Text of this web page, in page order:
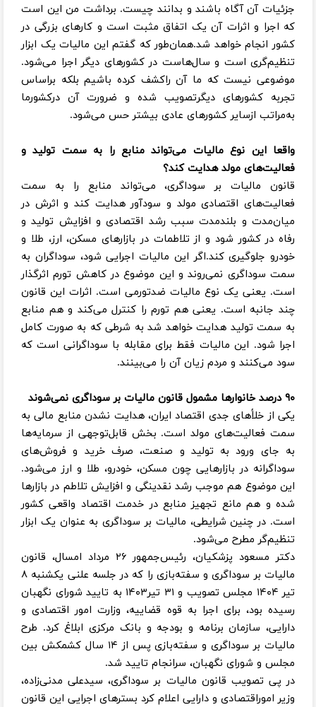
جزئیات آن آگاه باشند و بدانند چیست. برداشت من این است
که اجرا و اثرات آن یک اتفاق مثبت است و کارهای بزرگی در
کشور انجام خواهد شد.همان‌طور که گفتم این مالیات یک ابزار
تنظیم‌گری است و سال‌هاست در کشورهای دیگر اجرا می‌شود.
موضوعی نیست که ما آن راکشف کرده‌ باشیم بلکه براساس
تجربه کشورهای دیگرتصویب شده و ضرورت آن درکشورما
به‌مراتب ازسایر کشورهای عادی بیشتر حس می‌شود.
واقعا این نوع مالیات می‌تواند منابع را به سمت تولید و
فعالیت‌های مولد هدایت کند؟
قانون مالیات بر سوداگری، می‌تواند منابع را به سمت
فعالیت‌های اقتصادی مولد و سودآور هدایت کند و اثرش در
میان‌مدت و بلندمدت سبب رشد اقتصادی و افزایش تولید و
رفاه در کشور شود و از تلاطمات در بازارهای مسکن، ارز، طلا و
خودرو جلوگیری کند.اگر این مالیات اجرایی شود، سوداگران به
سمت سوداگری نمی‌روند و این موضوع در کاهش تورم اثرگذار
است. یعنی یک نوع مالیات ضدتورمی است. اثرات این قانون
چند جانبه است. یعنی هم تورم را کنترل می‌کند و هم منابع
به سمت تولید هدایت خواهد شد به شرطی که به صورت کامل
اجرا شود. این مالیات فقط برای مقابله با سوداگرانی است که
سود می‌کنند و مردم زیان آن را می‌بینند.
۹۰ درصد خانوارها مشمول قانون مالیات بر سوداگری نمی‌شوند
یکی از خلأهای جدی اقتصاد ایران، هدایت ‌نشدن منابع مالی به
سمت فعالیت‌های مولد است. بخش قابل‌توجهی از سرمایه‌ها
به جای ورود به تولید و صنعت، صرف خرید و فروش‌های
سوداگرانه در بازارهایی چون مسکن، خودرو، طلا و ارز می‌شود.
این موضوع هم موجب رشد نقدینگی و افزایش تلاطم در بازارها
شده و هم مانع تجهیز منابع در خدمت اقتصاد واقعی کشور
است. در چنین شرایطی، مالیات بر سوداگری به عنوان یک ابزار
تنظیم‌گر مطرح می‌شود.
دکتر مسعود پزشکیان، رئیس‌جمهور ۲۶ مرداد امسال، قانون
مالیات بر سوداگری و سفته‌بازی را که در جلسه علنی یکشنبه ۸
تیر ۱۴۰۴ مجلس تصویب و ۳۱ تیر۱۴۰۳ به تایید شورای نگهبان
رسیده بود، برای اجرا به قوه قضاییه، وزارت امور اقتصادی و
دارایی، سازمان برنامه و بودجه و بانک مرکزی ابلاغ کرد. طرح
مالیات بر سوداگری و سفته‌بازی پس از ۱۴ سال کشمکش بین
مجلس و شورای نگهبان، سرانجام تایید شد.
در پی تصویب قانون مالیات بر سوداگری، سیدعلی مدنی‌زاده،
وزیر اموراقتصادی و دارایی اعلام کرد بسترهای اجرایی این قانون